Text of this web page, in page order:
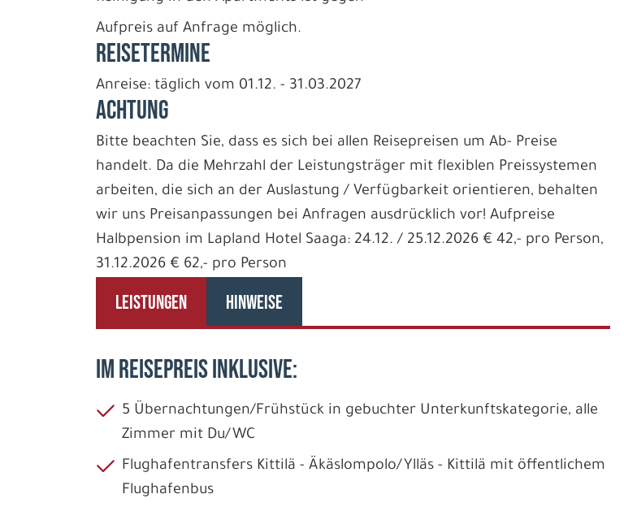
Aufpreis auf Anfrage möglich.
REISETERMINE
Anreise: täglich vom 01.12. - 31.03.2027
ACHTUNG
Bitte beachten Sie, dass es sich bei allen Reisepreisen um Ab- Preise
handelt. Da die Mehrzahl der Leistungsträger mit flexiblen Preissystemen
arbeiten, die sich an der Auslastung / Verfügbarkeit orientieren, behalten
wir uns Preisanpassungen bei Anfragen ausdrücklich vor! Aufpreise
Halbpension im Lapland Hotel Saaga: 24.12. / 25.12.2026 € 42,- pro Person,
31.12.2026 € 62,- pro Person
LEISTUNGEN HINWEISE
IM REISEPREIS INKLUSIVE:
5 Übernachtungen/Frühstück in gebuchter Unterkunftskategorie, alle
Zimmer mit Du/WC
Flughafentransfers Kittilä - Äkäslompolo/Ylläs - Kittilä mit öffentlichem
Flughafenbus